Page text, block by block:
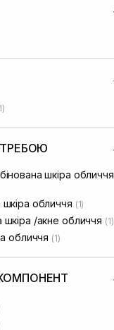
шкіра обличчя
обличчя (1)
/акне обличчя (1)
обличчя (1)